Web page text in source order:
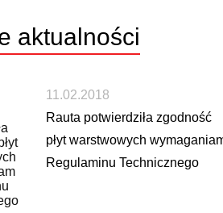
aktualności
11.02.2018
Rauta potwierdziła zgodność
płyt warstwowych
Regulaminu Technicznego